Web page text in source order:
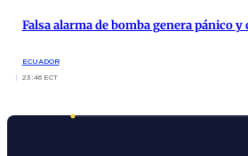
Falsa alarma de bomba genera pánico
ECUADOR
23:46 ECT